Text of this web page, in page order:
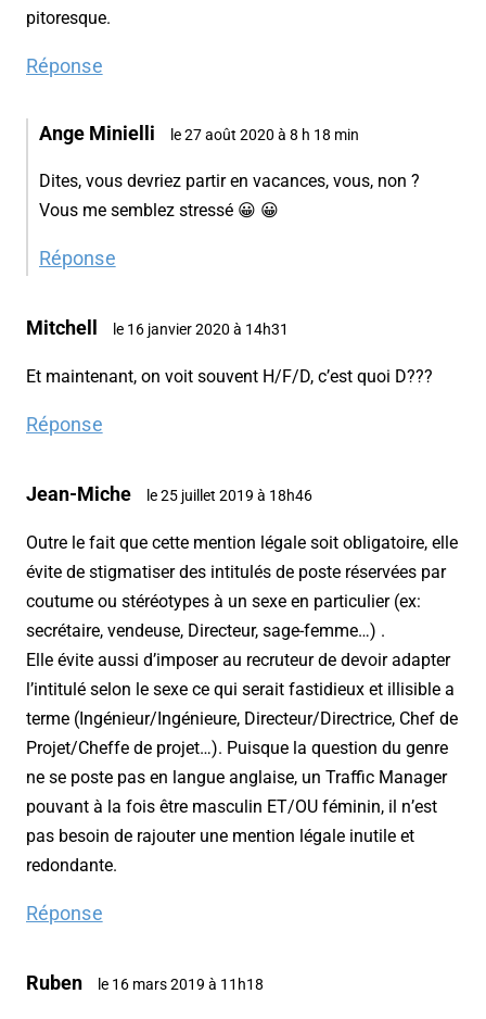
pitoresque.
Réponse
Ange Minielli le 27 août 2020 à 8 h 18 min
Dites, vous devriez partir en vacances, vous, non ?
Vous me semblez stressé 😀 😀
Réponse
Mitchell le 16 janvier 2020 à 14h31
Et maintenant, on voit souvent H/F/D, c’est quoi D???
Réponse
Jean-Miche le 25 juillet 2019 à 18h46
Outre le fait que cette mention légale soit obligatoire, elle
évite de stigmatiser des intitulés de poste réservées par
coutume ou stéréotypes à un sexe en particulier (ex:
secrétaire, vendeuse, Directeur, sage-femme…) .
Elle évite aussi d’imposer au recruteur de devoir adapter
l’intitulé selon le sexe ce qui serait fastidieux et illisible a
terme (Ingénieur/Ingénieure, Directeur/Directrice, Chef de
Projet/Cheffe de projet…). Puisque la question du genre
ne se poste pas en langue anglaise, un Traffic Manager
pouvant à la fois être masculin ET/OU féminin, il n’est
pas besoin de rajouter une mention légale inutile et
redondante.
Réponse
Ruben le 16 mars 2019 à 11h18